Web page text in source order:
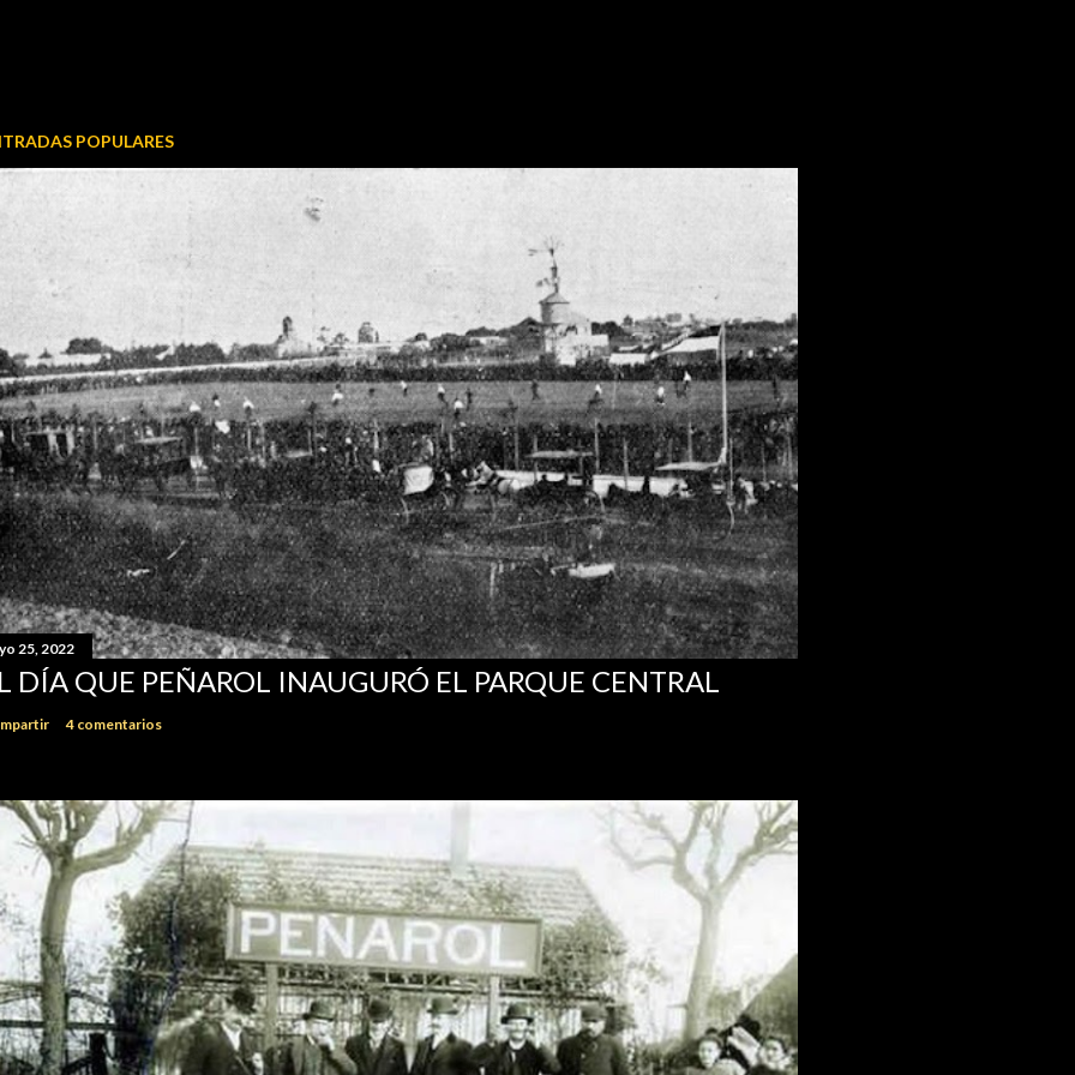
POPULARES
25, 2022
DÍA QUE PEÑAROL INAUGURÓ EL PARQUE CENTRAL
4 comentarios